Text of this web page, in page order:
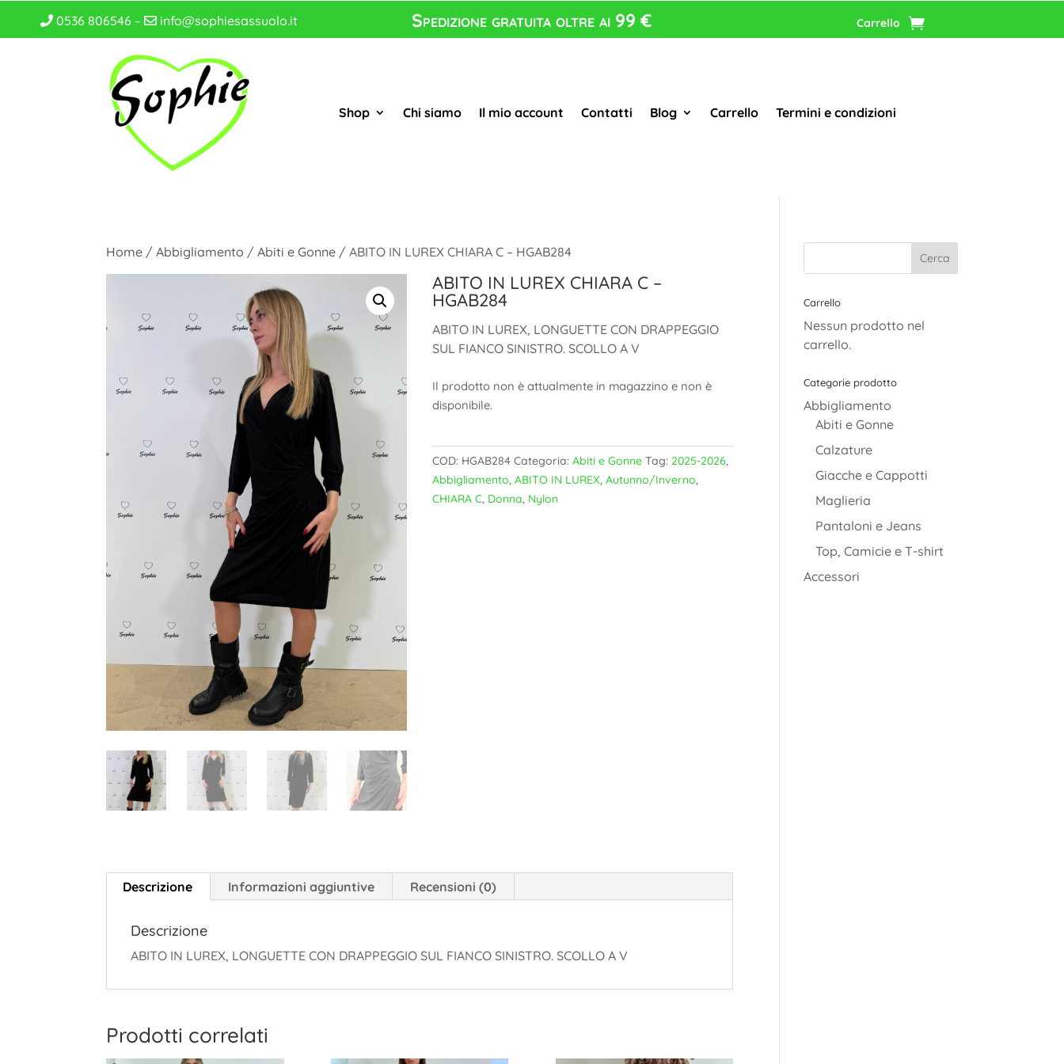
0536 806546 – info@sophiesassuolo.it Spedizione gratuita oltre ai 99 € Carrello
Shop Chi siamo Il mio account Contatti Blog Carrello Termini e condizioni
Home /Abbigliamento /Abiti e Gonne / ABITO IN LUREX CHIARA C – HGAB284
ABITO IN LUREX CHIARA C –
HGAB284
ABITO IN LUREX, LONGUETTE CON DRAPPEGGIO
SUL FIANCO SINISTRO. SCOLLO A V
Il prodotto non è attualmente in magazzino e non è
disponibile.
COD: HGAB284 Categoria:Abiti e Gonne Tag: 2025-2026,
Abbigliamento,ABITO IN LUREX,Autunno/Inverno,
CHIARA C, Donna, Nylon
Descrizione Informazioni aggiuntive Recensioni (0)
Descrizione
ABITO IN LUREX, LONGUETTE CON DRAPPEGGIO SUL FIANCO SINISTRO. SCOLLO A V
Prodotti correlati
Carrello
Nessun prodotto nel
carrello.
Categorie prodotto
Abbigliamento
Abiti e Gonne
Calzature
Giacche e Cappotti
Maglieria
Pantaloni e Jeans
Top, Camicie e T-shirt
Accessori